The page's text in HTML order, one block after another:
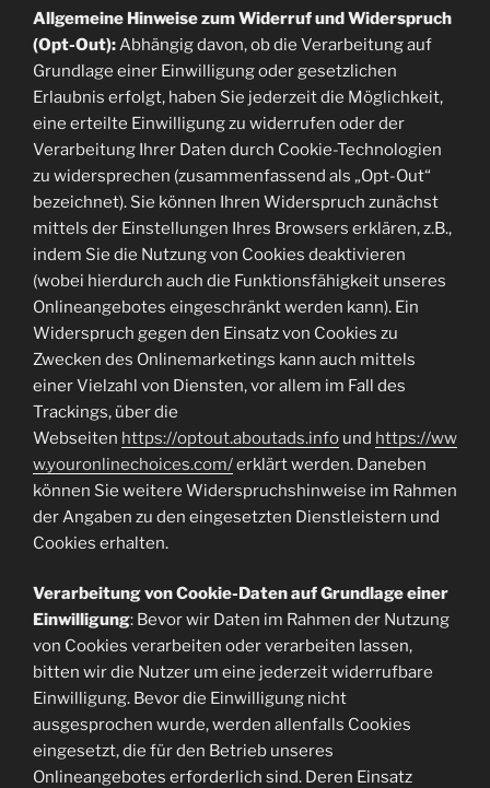
Allgemeine Hinweise zum Widerruf und Widerspruch
(Opt-Out): Abhängig davon, ob die Verarbeitung auf
Grundlage einer Einwilligung oder gesetzlichen
Erlaubnis erfolgt, haben Sie jederzeit die Möglichkeit,
eine erteilte Einwilligung zu widerrufen oder der
Verarbeitung Ihrer Daten durch Cookie-Technologien
zu widersprechen (zusammenfassend als „Opt-Out“
bezeichnet). Sie können Ihren Widerspruch zunächst
mittels der Einstellungen Ihres Browsers erklären, z.B.,
indem Sie die Nutzung von Cookies deaktivieren
(wobei hierdurch auch die Funktionsfähigkeit unseres
Onlineangebotes eingeschränkt werden kann). Ein
Widerspruch gegen den Einsatz von Cookies zu
Zwecken des Onlinemarketings kann auch mittels
einer Vielzahl von Diensten, vor allem im Fall des
Trackings, über die
Webseiten https://optout.aboutads.info und https://ww
w.youronlinechoices.com/erklärt werden. Daneben
können Sie weitere Widerspruchshinweise im Rahmen
der Angaben zu den eingesetzten Dienstleistern und
Cookies erhalten.
Verarbeitung von Cookie-Daten auf Grundlage einer
Einwilligung: Bevor wir Daten im Rahmen der Nutzung
von Cookies verarbeiten oder verarbeiten lassen,
bitten wir die Nutzer um eine jederzeit widerrufbare
Einwilligung. Bevor die Einwilligung nicht
ausgesprochen wurde, werden allenfalls Cookies
eingesetzt, die für den Betrieb unseres
Onlineangebotes erforderlich sind. Deren Einsatz